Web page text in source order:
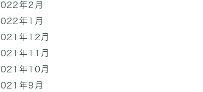
年2月
年1月
年12月
年11月
年10月
年9月